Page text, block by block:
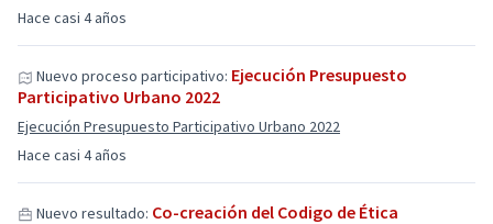
Hace casi 4 años
Hace casi 4 años
Nuevo proceso participativo: Ejecución Presupuesto
Participativo Urbano 2022
Ejecución Presupuesto Participativo Urbano 2022
Nuevo resultado: Co-creación del Codigo de Ética